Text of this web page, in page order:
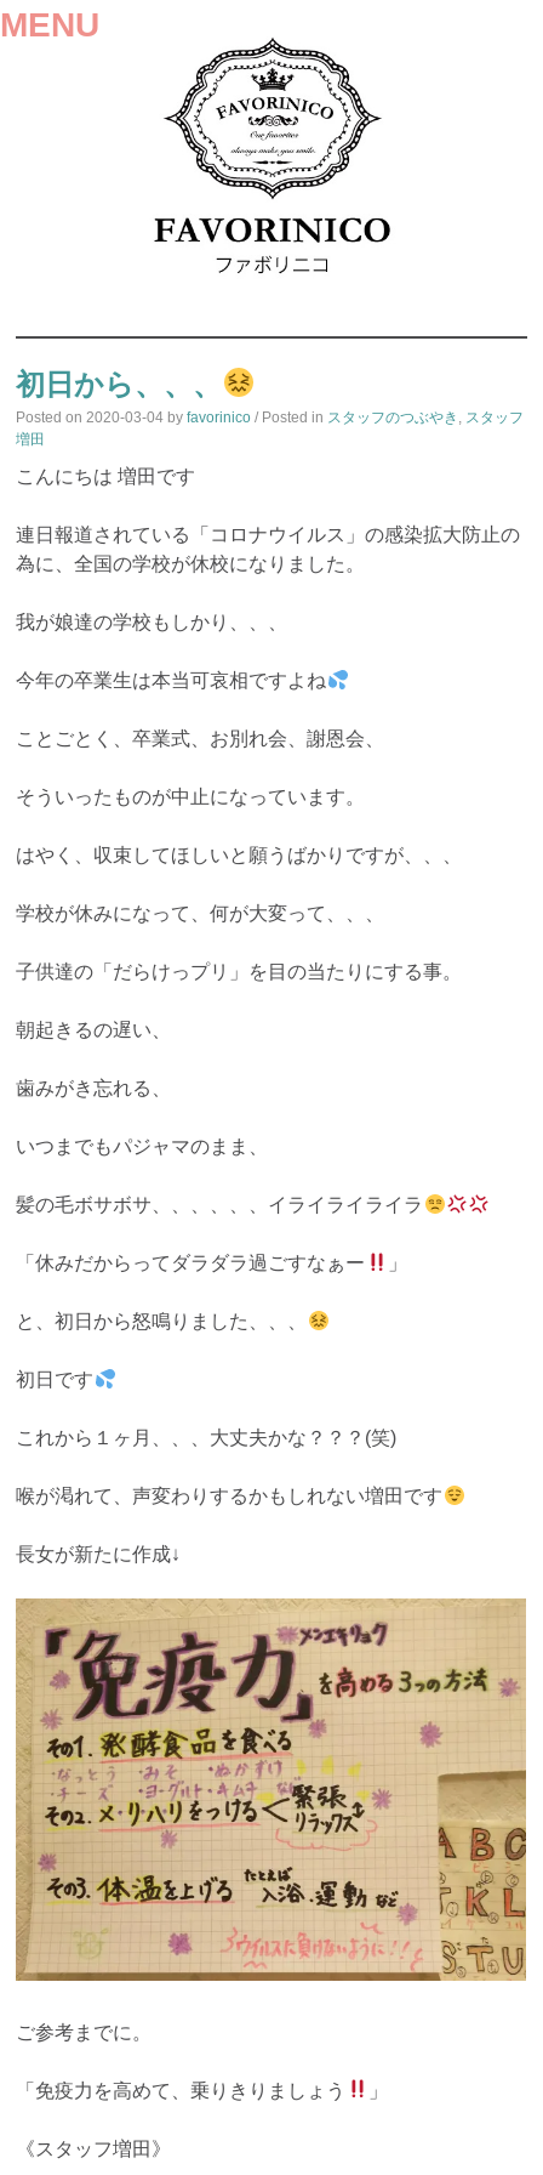
MENU
TO
CONTENT
初日から、、、
Posted on2020-03-04 byfavorinico / Posted in スタッフのつぶやき , スタッフ
増田
こんにちは 増田です
連日報道されている「コロナウイルス」の感染拡大防止の
為に、全国の学校が休校になりました。
我が娘達の学校もしかり、、、
今年の卒業生は本当可哀相ですよね
ことごとく、卒業式、お別れ会、謝恩会、
そういったものが中止になっています。
はやく、収束してほしいと願うばかりですが、、、
学校が休みになって、何が大変って、、、
子供達の「だらけっプリ」を目の当たりにする事。
朝起きるの遅い、
歯みがき忘れる、
いつまでもパジャマのまま、
髪の毛ボサボサ、、、、、、イライライライラ
「休みだからってダラダラ過ごすなぁー 」
と、初日から怒鳴りました、、、
初日です
これから１ヶ月、、、大丈夫かな？？？(笑)
喉が渇れて、声変わりするかもしれない増田です
長女が新たに作成↓
ご参考までに。
「免疫力を高めて、乗りきりましょう 」
《スタッフ増田》